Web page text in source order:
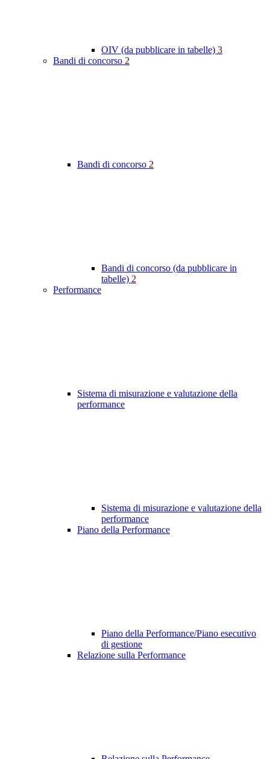
OIV (da pubblicare in tabelle) 3
Bandi di concorso 2
Bandi di concorso 2
Bandi di concorso (da pubblicare in
tabelle) 2
Performance
Sistema di misurazione e valutazione della
performance
Sistema di misurazione e valutazione della
performance
Piano della Performance
Piano della Performance/Piano esecutivo
di gestione
Relazione sulla Performance